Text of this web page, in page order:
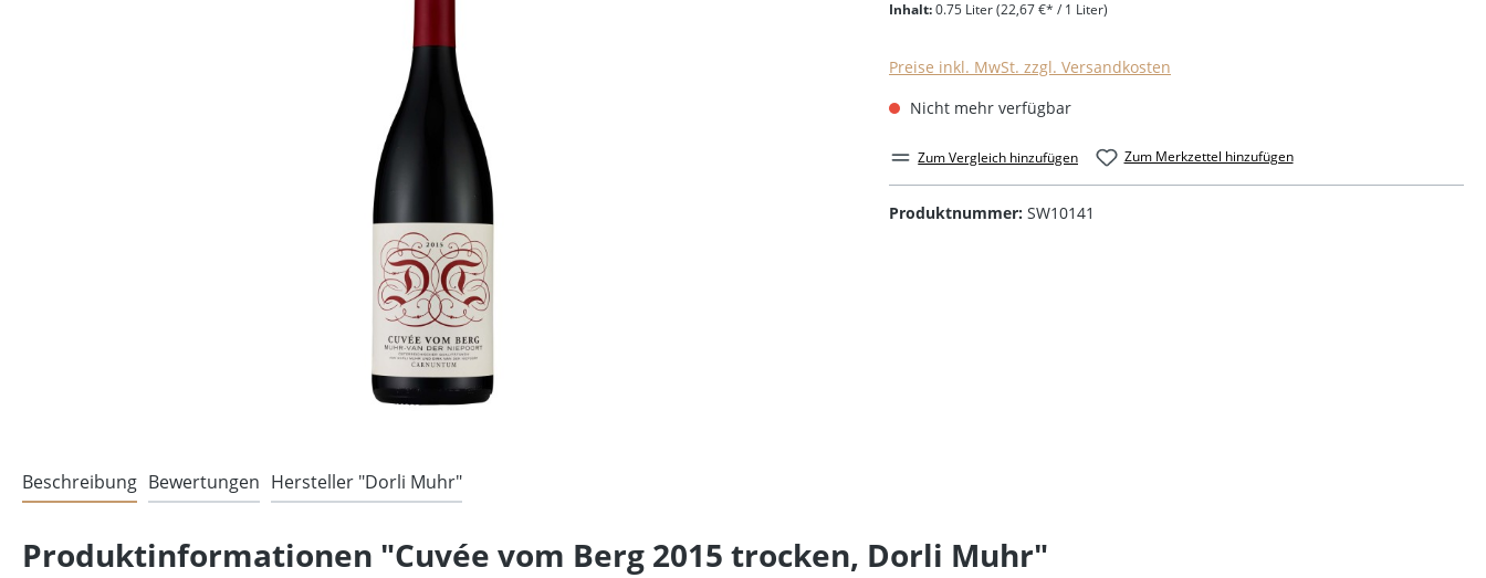
Inhalt:0.75 Liter(22,67 €* / 1 Liter)
Preise inkl. MwSt. zzgl. Versandkosten
Nicht mehr verfügbar
Zum Vergleich hinzufügen Zum Merkzettel hinzufügen
Produktnummer: SW10141
Beschreibung Bewertungen Hersteller "Dorli Muhr"
Produktinformationen "Cuvée vom Berg 2015 trocken, Dorli Muhr"